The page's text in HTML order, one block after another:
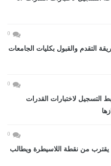
0
2026.. طريقة التقدم والقبول بكليات الجامعات
0
2026.. رابط التسجيل لاختبارات القدرات
0
من نقطة اللاسيطرة ويطالب